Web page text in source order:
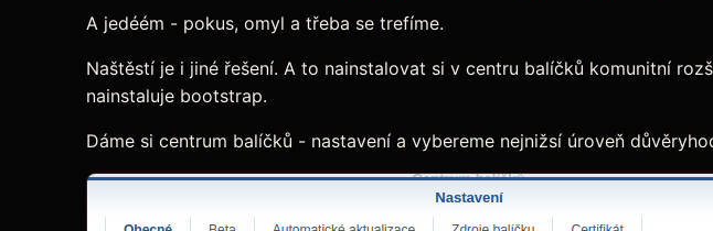
A jedéém - pokus, omyl a třeba se trefíme.
Naštěstí je i jiné řešení. A to nainstalovat si v centru balíčků komunitní
nainstaluje bootstrap.
Dáme si centrum balíčků - nastavení a vybereme nejnižsí úroveň